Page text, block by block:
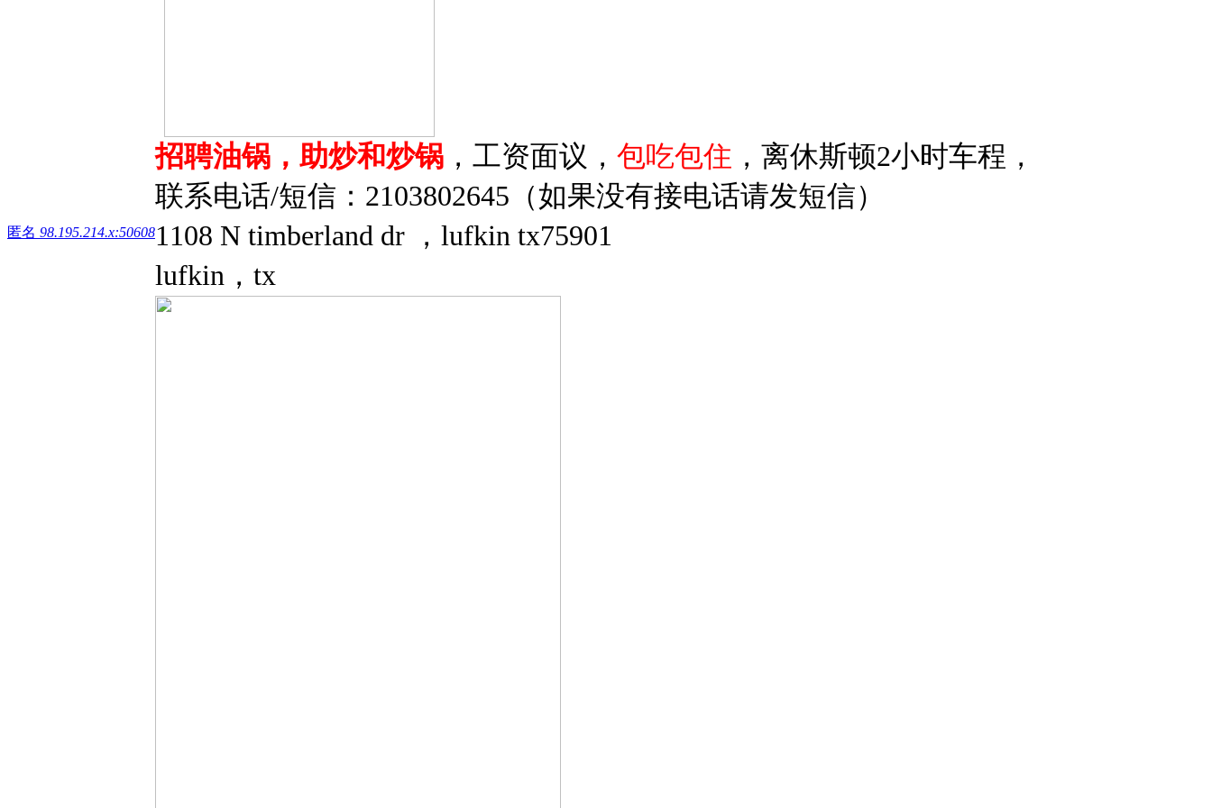
匿名 98.195.214.x:50608
招聘油锅，助炒和炒锅 ，工资面议， 包吃包住 ，离休斯顿2小时车程，
联系电话/短信：2103802645（如果没有接电话请发短信）
1108 N timberland dr ，lufkin tx75901
lufkin，tx